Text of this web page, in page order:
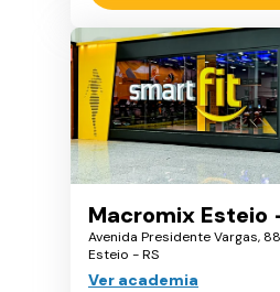
Macromix Esteio
Avenida Presidente Vargas,
Esteio - RS
Ver academia